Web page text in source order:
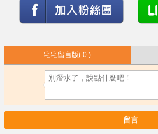
宅宅留言版( 0 )
留言